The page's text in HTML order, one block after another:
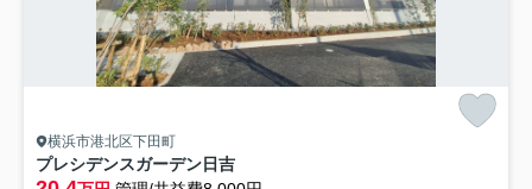
横浜市港北区下田町
プレシデンスガーデン日吉